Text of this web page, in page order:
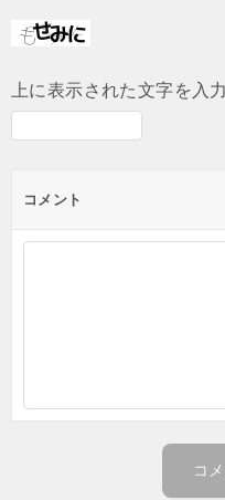
上に表示された文字を入
コメント